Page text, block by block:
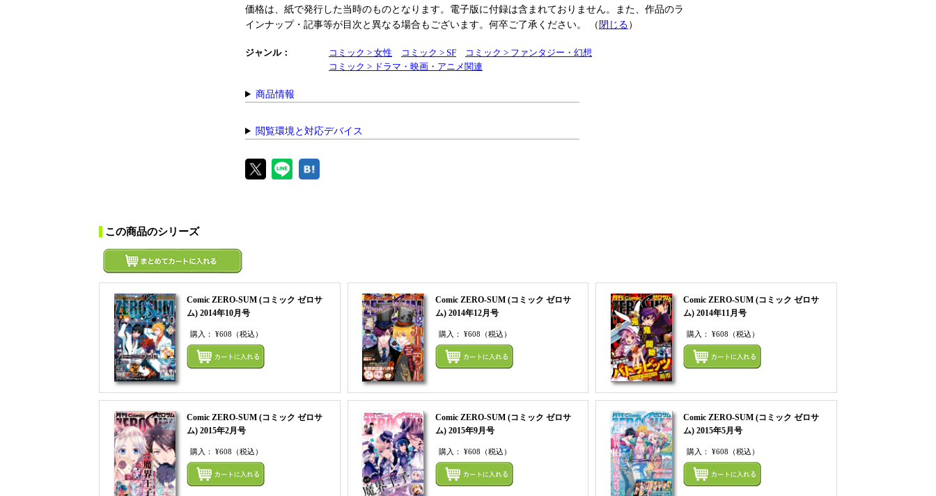
価格は、紙で発行した当時のものとなります。電子版に付録は含まれておりません。また、作品のラ
インナップ・記事等が目次と異なる場合もございます。何卒ご了承ください。
（閉じる）
ジャンル： コミック > 女性 コミック > SF
コミック > ファンタジー・幻想
コミック > ドラマ・映画・アニメ関連
商品情報
閲覧環境と対応デバイス
この商品のシリーズ
Comic ZERO-SUM (コミック ゼロサ
ム) 2014年10月号
購入： ¥608 （税込）
まとめてカートにいれる
Comic ZERO-SUM (コミック ゼロサ
ム) 2014年12月号
購入： ¥608 （税込）
まとめてカートにいれる
Comic ZERO-SUM (コミック ゼロサ
ム) 2014年11月号
購入：¥608 （税込）
Comic ZERO-SUM (コミック ゼロサ
ム) 2015年2月号
購入： ¥608 （税込）
まとめてカートにいれる
Comic ZERO-SUM (コミック ゼロサ
ム) 2015年9月号
購入： ¥608 （税込）
まとめてカートにいれる
Comic ZERO-SUM (コミック ゼロサ
ム) 2015年5月号
購入：¥608 （税込）